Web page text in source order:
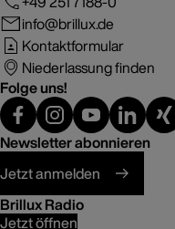
info@brillux.de
Kontaktformular
Niederlassung finden
Folge uns!
Newsletter abonnieren
Jetzt anmelden
Brillux Radio
Jetzt öffnen